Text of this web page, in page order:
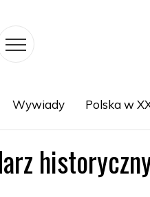
Wywiady Polska w